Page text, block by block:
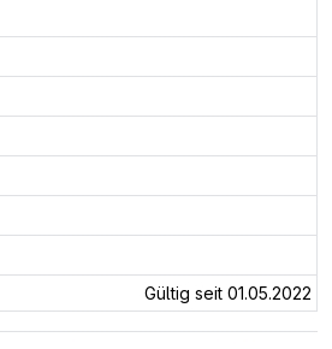
Gültig seit 01.05.2022